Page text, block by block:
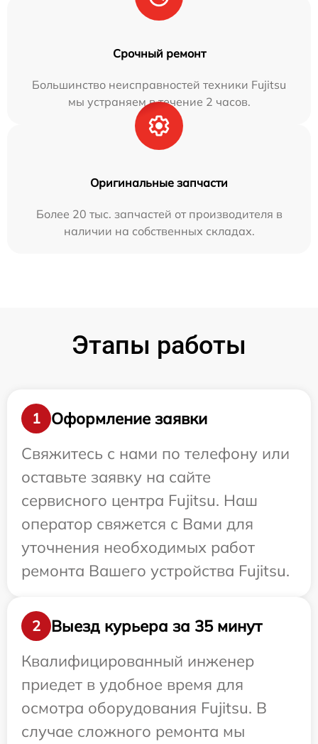
Срочный ремонт
Большинство неисправностей техники Fujitsu
мы устраняем в течение 2 часов.
Оригинальные запчасти
Более 20 тыс. запчастей от производителя в
наличии на собственных складах.
Этапы работы
1
Оформление заявки
Свяжитесь с нами по телефону или
оставьте заявку на сайте
сервисного центра Fujitsu. Наш
оператор свяжется с Вами для
уточнения необходимых работ
ремонта Вашего устройства Fujitsu.
2
Выезд курьера за 35 минут
Квалифицированный инженер
приедет в удобное время для
осмотра оборудования Fujitsu. В
случае сложного ремонта мы